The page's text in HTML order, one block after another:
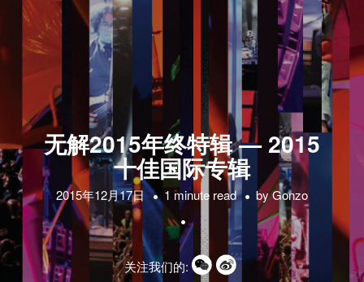
无解2015年终特辑 — 2015
十佳国际专辑
2015年12月17日 1 minute read byGonzo
关注我们的: